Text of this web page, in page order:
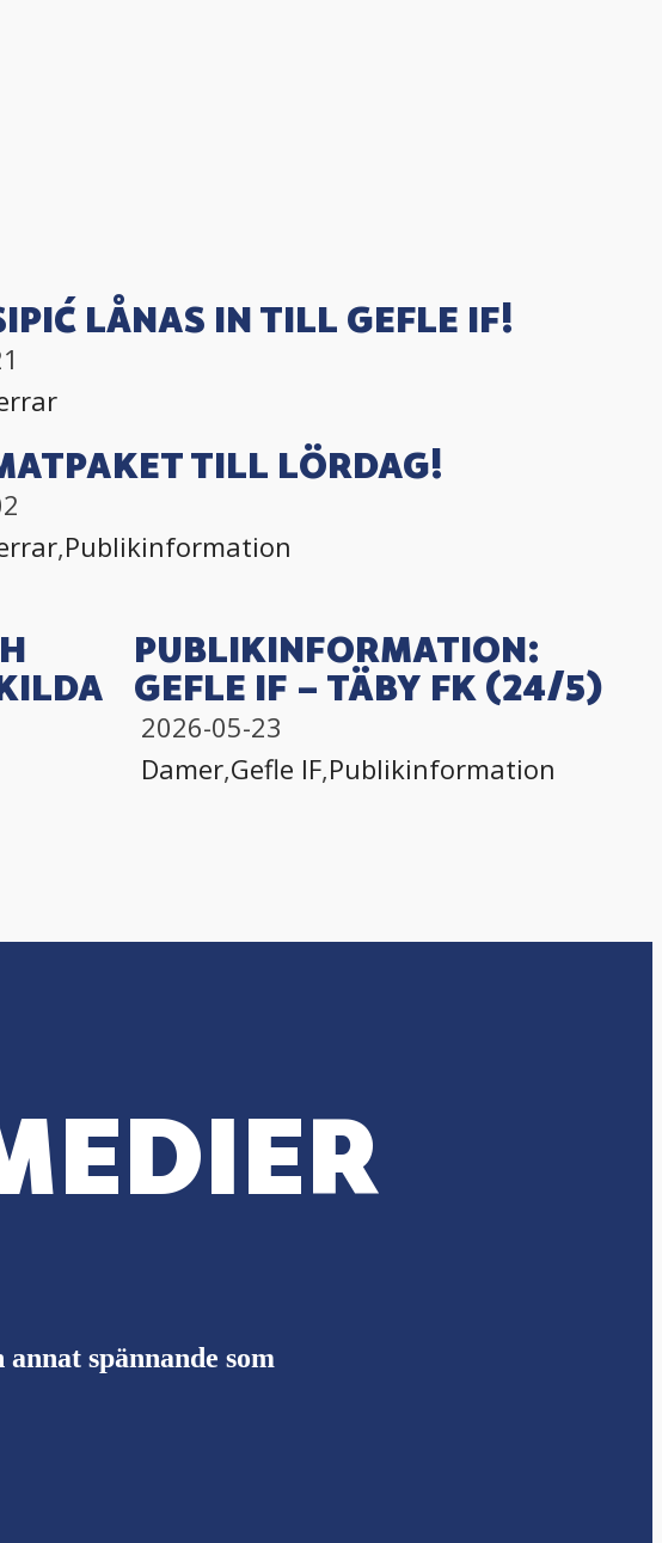
LÅNAS IN TILL GEFLE IF!
TILL LÖRDAG!
,Publikinformation
PUBLIKINFORMATION:
GEFLE IF – TÄBY FK (24/5)
2026-05-23
Damer,Gefle IF,Publikinformation
spännande som